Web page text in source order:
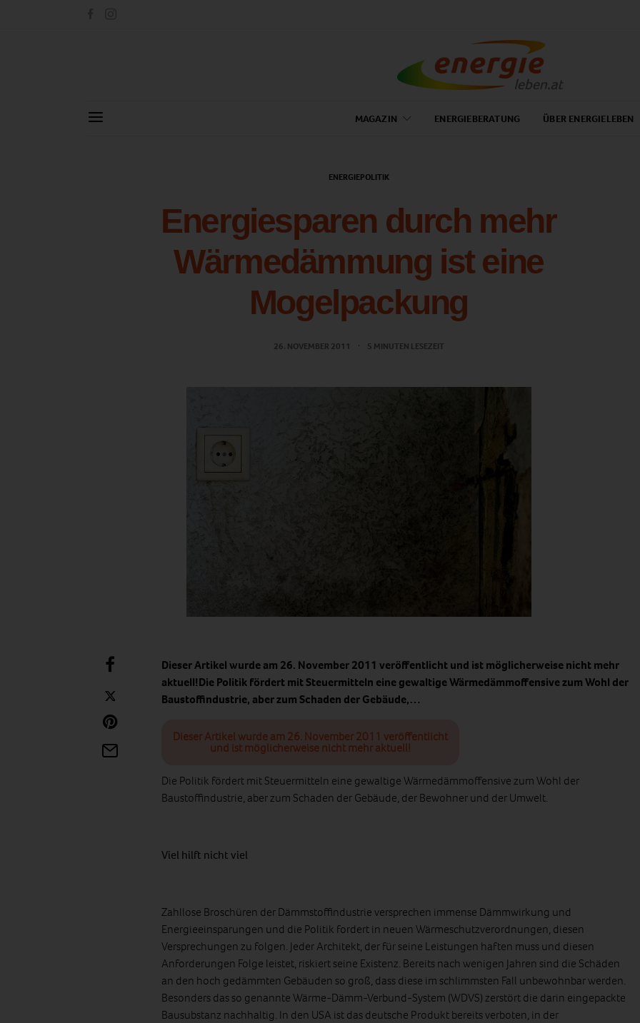
MAGAZIN ENERGIEBERATUNG ÜBER ENERGIELEBEN
ENERGIEPOLITIK
Energiesparen durch mehr
Wärmedämmung ist eine
Mogelpackung
26. NOVEMBER 2011 5 MINUTEN LESEZEIT
Dieser Artikel wurde am 26. November 2011 veröffentlicht und ist möglicherweise nicht mehr
aktuell!Die Politik fördert mit Steuermitteln eine gewaltige Wärmedämmoffensive zum Wohl der
Baustoffindustrie, aber zum Schaden der Gebäude,…
Dieser Artikel wurde am 26. November 2011 veröffentlicht
und ist möglicherweise nicht mehr aktuell!
Die Politik fördert mit Steuermitteln eine gewaltige Wärmedämmoffensive zum Wohl der
Baustoffindustrie, aber zum Schaden der Gebäude, der Bewohner und der Umwelt.
Viel hilft nicht viel
Zahllose Broschüren der Dämmstoffindustrie versprechen immense Dämmwirkung und
Energieeinsparungen und die Politik fordert in neuen Wärmeschutzverordnungen, diesen
Versprechungen zu folgen. Jeder Architekt, der für seine Leistungen haften muss und diesen
Anforderungen Folge leistet, riskiert seine Existenz. Bereits nach wenigen Jahren sind die Schäden
an den hoch gedämmten Gebäuden so groß, dass diese im schlimmsten Fall unbewohnbar werden.
Besonders das so genannte Wärme-Dämm-Verbund-System (WDVS) zerstört die darin eingepackte
Bausubstanz nachhaltig. In den USA ist das deutsche Produkt bereits verboten, in der